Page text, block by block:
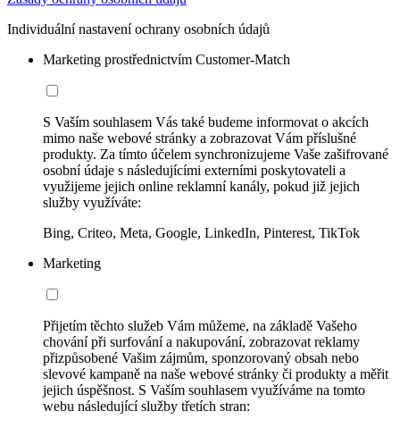
Individuální nastavení ochrany osobních údajů
Marketing prostřednictvím Customer-Match
S Vaším souhlasem Vás také budeme informovat o akcích
mimo naše webové stránky a zobrazovat Vám příslušné
produkty. Za tímto účelem synchronizujeme Vaše zašifrované
osobní údaje s následujícími externími poskytovateli a
využijeme jejich online reklamní kanály, pokud již jejich
služby využíváte:
Bing, Criteo, Meta, Google, LinkedIn, Pinterest, TikTok
Marketing
Přijetím těchto služeb Vám můžeme, na základě Vašeho
chování při surfování a nakupování, zobrazovat reklamy
přizpůsobené Vašim zájmům, sponzorovaný obsah nebo
slevové kampaně na naše webové stránky či produkty a měřit
jejich úspěšnost. S Vaším souhlasem využíváme na tomto
webu následující služby třetích stran: